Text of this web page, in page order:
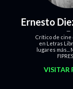
Ernesto
Crítico de cine
en Letras
lugares más...
VISITAR